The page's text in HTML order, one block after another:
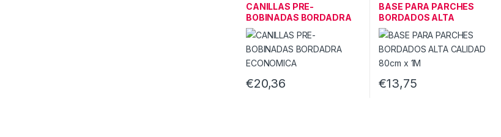
CANILLAS PRE-
BOBINADAS BORDADRA
ECONOMICA
€20,36
BASE PARA PARCHES
BORDADOS ALTA
CALIDAD 80cm x 1M
€13,75